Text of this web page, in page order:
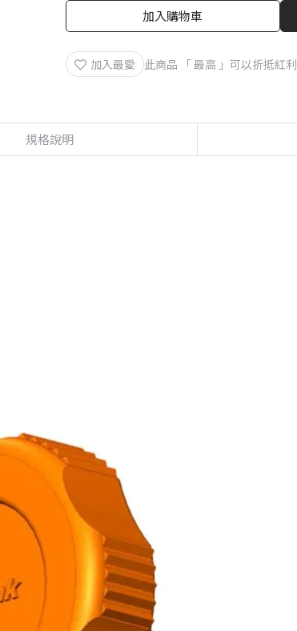
加入購物車
加入最愛 此商品 「 最高 」可以折抵紅利
規格說明